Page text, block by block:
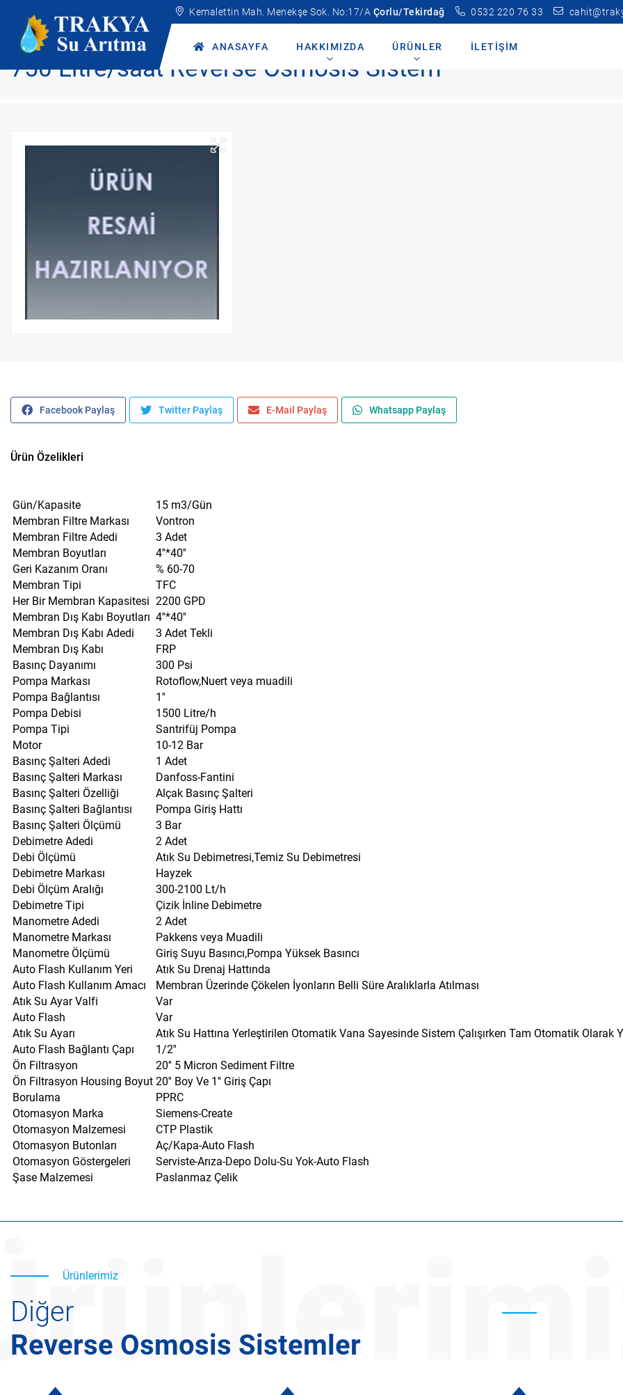
Kemalettin Mah. Menekşe Sok. No:17/A Çorlu/Tekirdağ 0532 220 76 33
ANASAYFA HAKKIMIZDA ÜRÜNLER İLETIŞIM
Anasayfa Ürünler Endüstriyel Hizmetlerimiz
750 Litre/saat Reverse Osmosis Sistem
Facebook Paylaş Twitter Paylaş E-Mail Paylaş Whatsapp Paylaş
Ürün Özelikleri
Gün/Kapasite
15 m3/Gün
Membran Filtre Markası
Vontron
Membran Filtre Adedi
3 Adet
Membran Boyutları
4''*40''
Geri Kazanım Oranı
% 60-70
Membran Tipi
TFC
Her Bir Membran Kapasitesi 2200 GPD
Membran Dış Kabı Boyutları 4''*40''
Membran Dış Kabı Adedi
3 Adet Tekli
Membran Dış Kabı
FRP
Basınç Dayanımı
300 Psi
Pompa Markası
Rotoflow,Nuert veya muadili
Pompa Bağlantısı
1''
Pompa Debisi
1500 Litre/h
Pompa Tipi
Santrifüj Pompa
Motor
10-12 Bar
Basınç Şalteri Adedi
1 Adet
Basınç Şalteri Markası
Danfoss-Fantini
Basınç Şalteri Özelliği
Alçak Basınç Şalteri
Basınç Şalteri Bağlantısı
Pompa Giriş Hattı
Basınç Şalteri Ölçümü
3 Bar
Debimetre Adedi
2 Adet
Debi Ölçümü
Atık Su Debimetresi,Temiz Su Debimetresi
Debimetre Markası
Hayzek
Debi Ölçüm Aralığı
300-2100 Lt/h
Debimetre Tipi
Çizik İnline Debimetre
Manometre Adedi
2 Adet
Manometre Markası
Pakkens veya Muadili
Manometre Ölçümü
Giriş Suyu Basıncı,Pompa Yüksek Basıncı
Auto Flash Kullanım Yeri
Atık Su Drenaj Hattında
Auto Flash Kullanım Amacı
Membran Üzerinde Çökelen İyonların Belli Süre Aralıklarla Atılması
Atık Su Ayar Valfi
Var
Auto Flash
Var
Atık Su Ayarı
Atık Su Hattına Yerleştirilen Otomatik Vana Sayesinde Sistem Çalışırken Tam Otomatik Olarak
Auto Flash Bağlantı Çapı
1/2''
Ön Filtrasyon
20'' 5 Micron Sediment Filtre
Ön Filtrasyon Housing Boyut 20'' Boy Ve 1'' Giriş Çapı
Borulama
PPRC
Otomasyon Marka
Siemens-Create
Otomasyon Malzemesi
CTP Plastik
Otomasyon Butonları
Aç/Kapa-Auto Flash
Otomasyon Göstergeleri
Serviste-Arıza-Depo Dolu-Su Yok-Auto Flash
Şase Malzemesi
Paslanmaz Çelik
Ürünlerimiz
Diğer
Reverse Osmosis Sistemler